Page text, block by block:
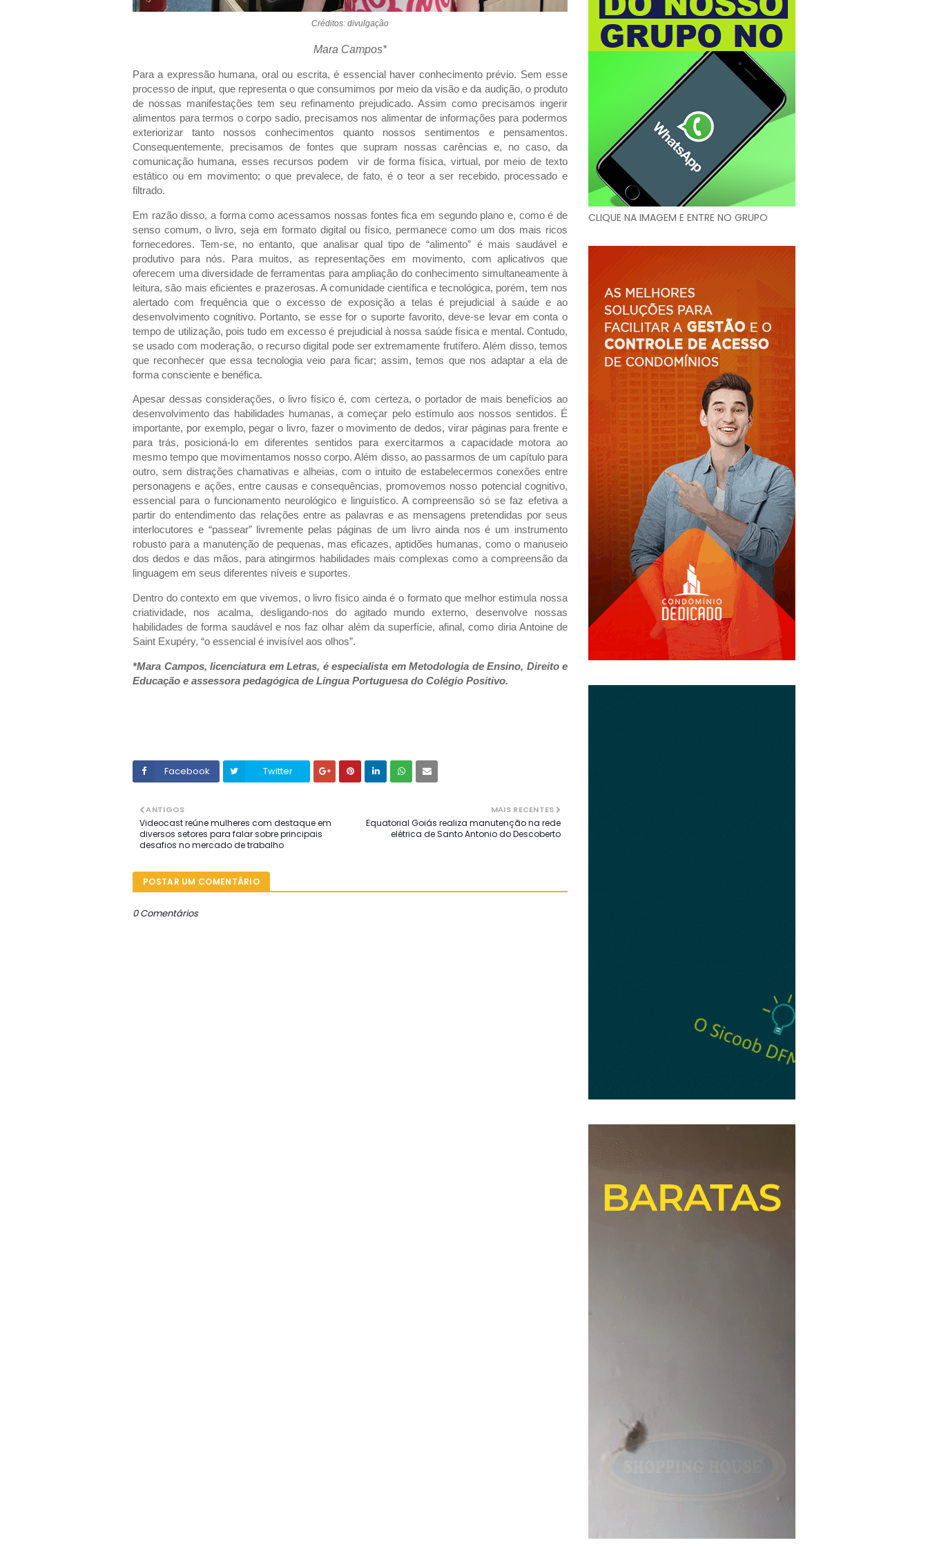
Créditos: divulgação
Mara Campos*
Para a expressão humana, oral ou escrita, é essencial haver conhecimento prévio. Sem esse
processo de input, que representa o que consumimos por meio da visão e da audição, o produto
de nossas manifestações tem seu refinamento prejudicado. Assim como precisamos ingerir
alimentos para termos o corpo sadio, precisamos nos alimentar de informações para podermos
exteriorizar tanto nossos conhecimentos quanto nossos sentimentos e pensamentos.
Consequentemente, precisamos de fontes que supram nossas carências e, no caso, da
comunicação humana, esses recursos podem vir de forma física, virtual, por meio de texto
estático ou em movimento; o que prevalece, de fato, é o teor a ser recebido, processado e
filtrado.
Em razão disso, a forma como acessamos nossas fontes fica em segundo plano e, como é de
senso comum, o livro, seja em formato digital ou físico, permanece como um dos mais ricos
fornecedores. Tem-se, no entanto, que analisar qual tipo de “alimento” é mais saudável e
produtivo para nós. Para muitos, as representações em movimento, com aplicativos que
oferecem uma diversidade de ferramentas para ampliação do conhecimento simultaneamente à
leitura, são mais eficientes e prazerosas. A comunidade científica e tecnológica, porém, tem nos
alertado com frequência que o excesso de exposição a telas é prejudicial à saúde e ao
desenvolvimento cognitivo. Portanto, se esse for o suporte favorito, deve-se levar em conta o
tempo de utilização, pois tudo em excesso é prejudicial à nossa saúde física e mental. Contudo,
se usado com moderação, o recurso digital pode ser extremamente frutífero. Além disso, temos
que reconhecer que essa tecnologia veio para ficar; assim, temos que nos adaptar a ela de
forma consciente e benéfica.
Apesar dessas considerações, o livro físico é, com certeza, o portador de mais benefícios ao
desenvolvimento das habilidades humanas, a começar pelo estímulo aos nossos sentidos. É
importante, por exemplo, pegar o livro, fazer o movimento de dedos, virar páginas para frente e
para trás, posicioná-lo em diferentes sentidos para exercitarmos a capacidade motora ao
mesmo tempo que movimentamos nosso corpo. Além disso, ao passarmos de um capítulo para
outro, sem distrações chamativas e alheias, com o intuito de estabelecermos conexões entre
personagens e ações, entre causas e consequências, promovemos nosso potencial cognitivo,
essencial para o funcionamento neurológico e linguístico. A compreensão só se faz efetiva a
partir do entendimento das relações entre as palavras e as mensagens pretendidas por seus
interlocutores e “passear” livremente pelas páginas de um livro ainda nos é um instrumento
robusto para a manutenção de pequenas, mas eficazes, aptidões humanas, como o manuseio
dos dedos e das mãos, para atingirmos habilidades mais complexas como a compreensão da
linguagem em seus diferentes níveis e suportes.
Dentro do contexto em que vivemos, o livro físico ainda é o formato que melhor estimula nossa
criatividade, nos acalma, desligando-nos do agitado mundo externo, desenvolve nossas
habilidades de forma saudável e nos faz olhar além da superfície, afinal, como diria Antoine de
Saint Exupéry, “o essencial é invisível aos olhos”.
*Mara Campos, licenciatura em Letras, é especialista em Metodologia de Ensino, Direito e
Educação e assessora pedagógica de Língua Portuguesa do Colégio Positivo.
Facebook Twitter
MAIS RECENTES
Equatorial Goiás realiza manutenção na rede
elétrica de Santo Antonio do Descoberto
ANTIGOS
Videocast reúne mulheres com destaque em
diversos setores para falar sobre principais
desafios no mercado de trabalho
POSTAR UM COMENTÁRIO
0 Comentários
CLIQUE NA IMAGEM E ENTRE NO GRUPO